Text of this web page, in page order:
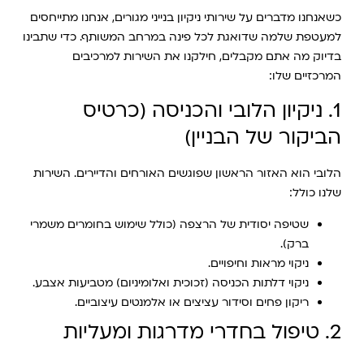
כשאנחנו מדברים על שירותי ניקיון בנייני מגורים, אנחנו מתייחסים
למעטפת שלמה שדואגת לכל פינה במרחב המשותף. כדי שתבינו
בדיוק מה אתם מקבלים, חילקנו את השירות למרכיבים
המרכזיים שלו:
1. ניקיון הלובי והכניסה (כרטיס
הביקור של הבניין)
הלובי הוא האזור הראשון שפוגשים האורחים והדיירים. השירות
שלנו כולל:
שטיפה יסודית של הרצפה (כולל שימוש בחומרים משמרי
ברק).
ניקוי מראות וחיפויים.
ניקוי דלתות הכניסה (זכוכית ואלומיניום) מטביעות אצבע.
ריקון פחים וסידור עציצים או אלמנטים עיצוביים.
2. טיפול בחדרי מדרגות ומעליות